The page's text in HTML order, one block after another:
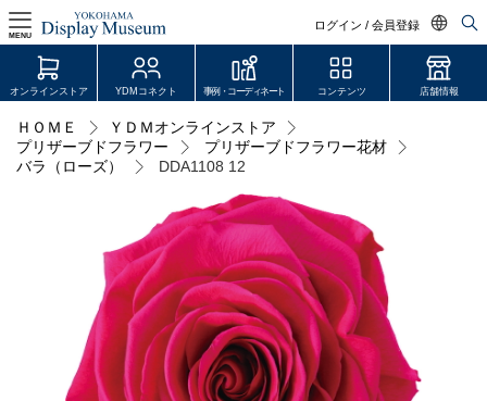
ログイン / 会員登録
日本語
中文简体
MENU
ログイン・会員登録
オンラインストア
会員登録・取引申請
オンラインストア YDMコネクト 事例・コーディネート コンテンツ 店舗情報
ＨＯＭＥ
ＹＤＭオンラインストア
プリザーブドフラワー
プリザーブドフラワー花材
バラ（ローズ）
DDA1108 12